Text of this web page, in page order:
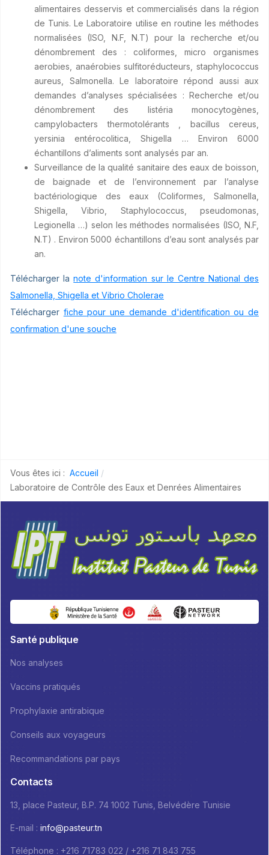
alimentaires desservis et commercialisés dans la région
de Tunis. Le Laboratoire utilise en routine les méthodes
normalisées (ISO, N.F, N.T) pour la recherche et/ou
dénombrement des : coliformes, micro organismes
aerobies, anaérobies sulfitoréducteurs, staphylococcus
aureus, Salmonella. Le laboratoire répond aussi aux
demandes d’analyses spécialisées : Recherche et/ou
dénombrement des listéria monocytogènes,
campylobacters thermotolérants , bacillus cereus,
yersinia entérocolitica, Shigella … Environ 6000
échantillons d’aliments sont analysés par an.
Surveillance de la qualité sanitaire des eaux de boisson,
de baignade et de l’environnement par l’analyse
bactériologique des eaux (Coliformes, Salmonella,
Shigella, Vibrio, Staphylococcus, pseudomonas,
Legionella …) selon les méthodes normalisées (ISO, N.F,
N.T) . Environ 5000 échantillons d’eau sont analysés par
an.
Télécharger lanote d'information sur le Centre National des
Salmonella, Shigella et Vibrio Cholerae
Télécharger fiche pour une demande d'identification ou de
confirmation d'une souche
Vous êtes ici : Accueil
Laboratoire de Contrôle des Eaux et Denrées Alimentaires
Santé publique
Nos analyses
Vaccins pratiqués
Prophylaxie antirabique
Conseils aux voyageurs
Recommandations par pays
Contacts
13, place Pasteur, B.P. 74 1002 Tunis, Belvédère Tunisie
E-mail : info@pasteur.tn
Téléphone : +216 71783 022 / +216 71 843 755